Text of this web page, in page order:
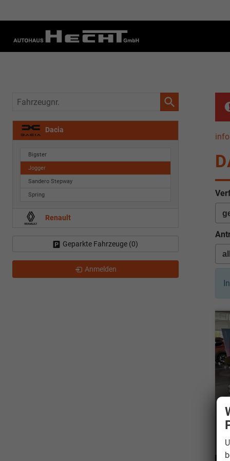
info
Fahrzeugnr.
Dacia
Bigster
Jogger
Sandero Stepway
Spring
Renault
Geparkte Fahrzeuge (0)
Anmelden